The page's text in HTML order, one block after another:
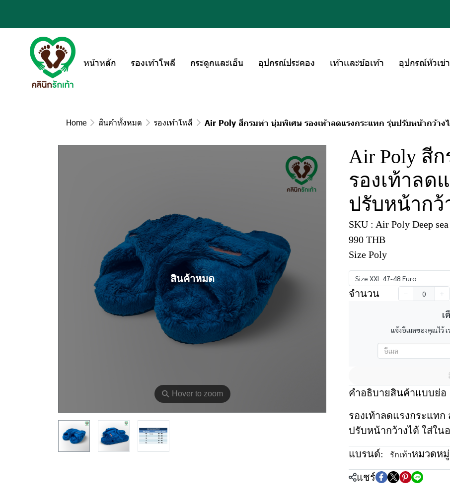
หน้าหลัก รองเท้าโพลี กระดูกและเอ็น อุปกรณ์ประคอง เท้าเเละข้อเท้า อุปกรณ์หัวเข่า
Home สินค้าทั้งหมด รองเท้าโพลี Air Poly สีกรมท่า นุ่มพิเศษ รองเท้าลดแรงกระแทก รุ่นปรับหน้ากว้าง
⚲ Hover to zoom
สินค้าหมด
Air Poly สี
รองเท้าลด
ปรับหน้ากว้
SKU : Air Poly Deep
990 THB
Size Poly
Size XXL 47-48 Euro
จำนวน
เ
แจ้งอีเมลของคุณไว้
คำอธิบายสินค้าแบบย่อ
รองเท้าลดแรงกระแท
ปรับหน้ากว้างได้ ใส่ใน
แบรนด์: รักเท้าหมวดห
แชร์